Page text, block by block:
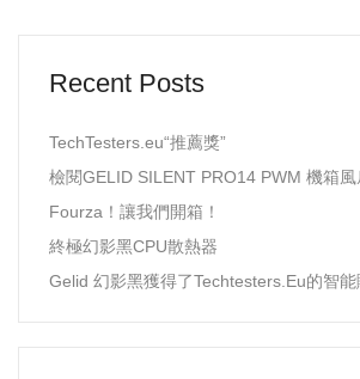
Recent Posts
TechTesters.eu“推薦獎”
檢閱GELID SILENT PRO14 PWM 機箱風
Fourza！讓我們開箱！
終極幻影黑CPU散熱器
Gelid 幻影黑獲得了Techtesters.Eu的智